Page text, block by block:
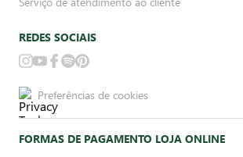
REDES SOCIAIS
Preferências de cookies
FORMAS DE PAGAMENTO LOJA ONLINE